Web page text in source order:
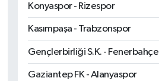
Konyaspor - Rizespor
Kasımpaşa - Trabzonspor
Gençlerbirliği S.K. - Fenerbahçe
Gaziantep FK - Alanyaspor